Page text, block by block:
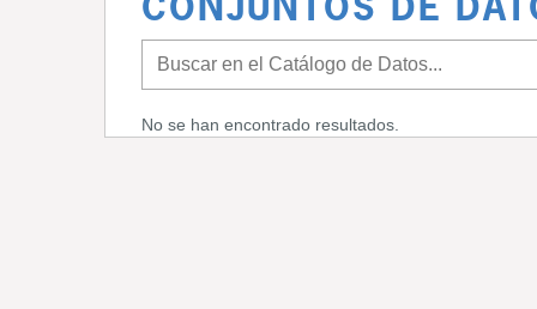
CONJUNTOS DE
No se han encontrado resultados.